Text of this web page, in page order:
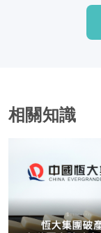
相關知識